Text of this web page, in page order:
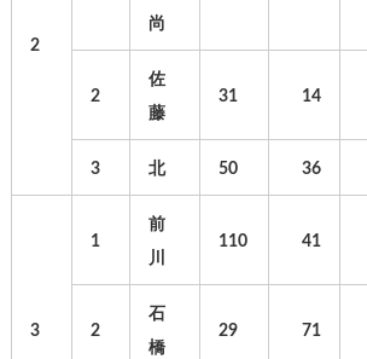
2
尚
2
佐
藤
31 14
3 北 50 36
3
1
前
川
110 41
2
石
橋
29 71